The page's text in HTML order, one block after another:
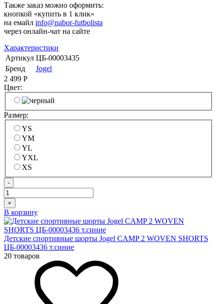
Также заказ можно оформить:
кнопкой «купить в 1 клик»
на емайл info@nabor-futbolista
через онлайн-чат на сайте
Характеристики
Артикул ЦБ-00003435
Бренд
Jogel
2 499 Р
Цвет:
Размер:
YS
YM
YL
YXL
XS
-
+
В корзину
Детские спортивные шорты Jogel CAMP 2 WOVEN SHORTS
ЦБ-00003436 т.синие
20 товаров